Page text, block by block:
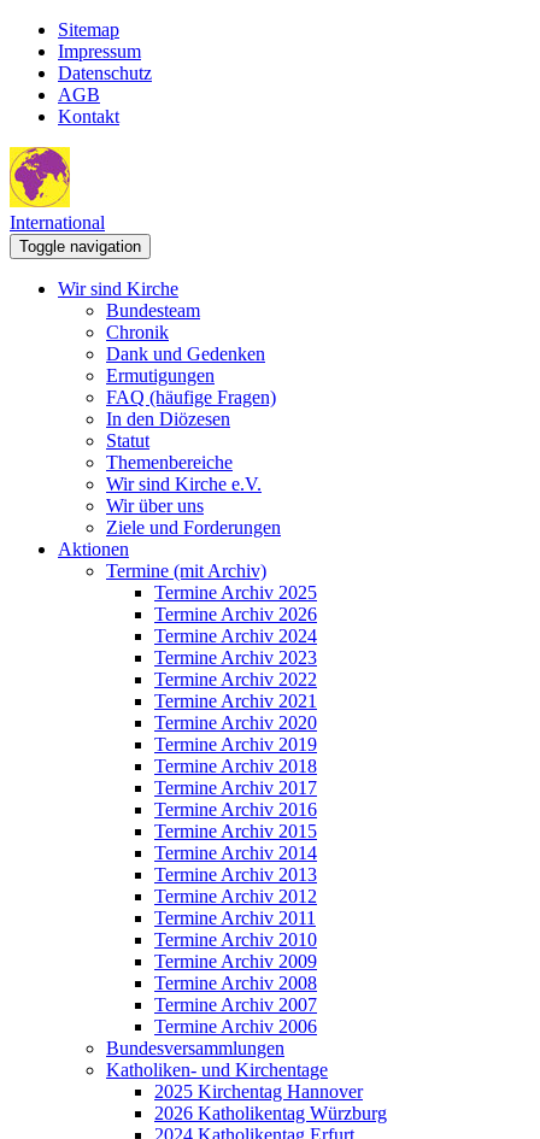
Sitemap
Impressum
Datenschutz
AGB
Kontakt
International
Toggle navigation
Wir sind Kirche
Bundesteam
Chronik
Dank und Gedenken
Ermutigungen
FAQ (häufige Fragen)
In den Diözesen
Statut
Themenbereiche
Wir sind Kirche e.V.
Wir über uns
Ziele und Forderungen
Aktionen
Termine (mit Archiv)
Termine Archiv 2025
Termine Archiv 2026
Termine Archiv 2024
Termine Archiv 2023
Termine Archiv 2022
Termine Archiv 2021
Termine Archiv 2020
Termine Archiv 2019
Termine Archiv 2018
Termine Archiv 2017
Termine Archiv 2016
Termine Archiv 2015
Termine Archiv 2014
Termine Archiv 2013
Termine Archiv 2012
Termine Archiv 2011
Termine Archiv 2010
Termine Archiv 2009
Termine Archiv 2008
Termine Archiv 2007
Termine Archiv 2006
Bundesversammlungen
Katholiken- und Kirchentage
2025 Kirchentag Hannover
2026 Katholikentag Würzburg
2024 Katholikentag Erfurt